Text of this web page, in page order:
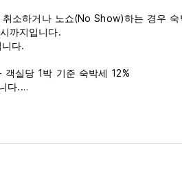
소하거나 노쇼(No Show)하는 경우
까지입니다.
다.
실당 1박 기준 숙박세 12%
다.